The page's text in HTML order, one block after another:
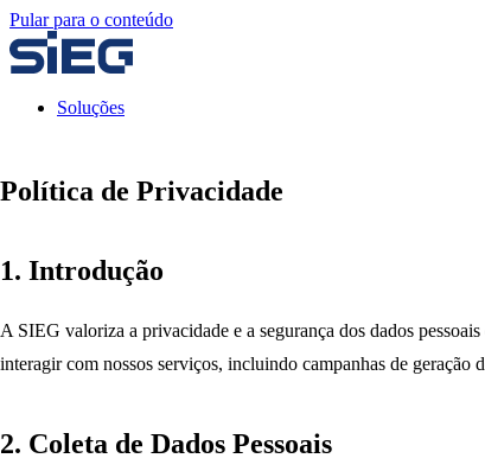
Pular para o conteúdo
Soluções
Política de Privacidade
1. Introdução
A SIEG valoriza a privacidade e a segurança dos dados
interagir com nossos serviços, incluindo campanhas de geração
2. Coleta de Dados Pessoais